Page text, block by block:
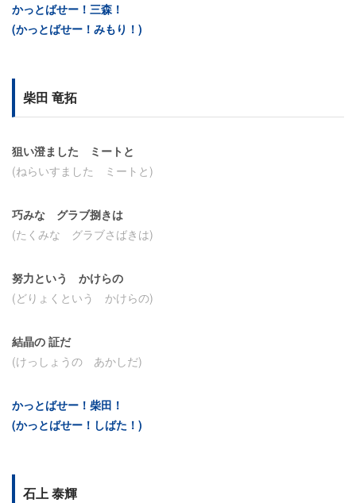
かっとばせー！三森！
(かっとばせー！みもり！)
柴田 竜拓
狙い澄ました ミートと
(ねらいすました ミートと)
巧みな グラブ捌きは
(たくみな グラブさばきは)
努力という かけらの
(どりょくという かけらの)
結晶の 証だ
(けっしょうの あかしだ)
かっとばせー！柴田！
(かっとばせー！しばた！)
石上 泰輝